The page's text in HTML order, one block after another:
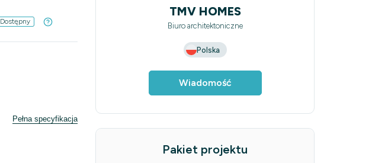
Dostępny
Pełna specyfikacja
TMV HOMES
Biuro architektoniczne
Polska
Wiadomość
Pakiet projektu